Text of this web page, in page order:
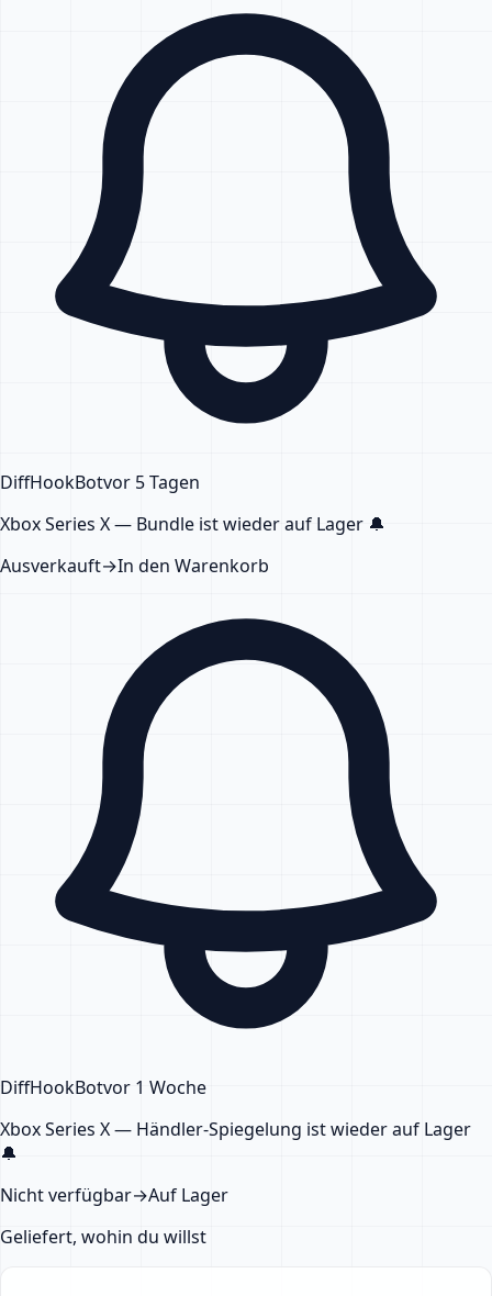
DiffHookBotvor 5 Tagen
Xbox Series X — Bundle ist wieder auf Lager 🔔
Ausverkauft→In den Warenkorb
DiffHookBotvor 1 Woche
Xbox Series X — Händler-Spiegelung ist wieder auf Lager
🔔
Nicht verfügbar→Auf Lager
Geliefert, wohin du willst